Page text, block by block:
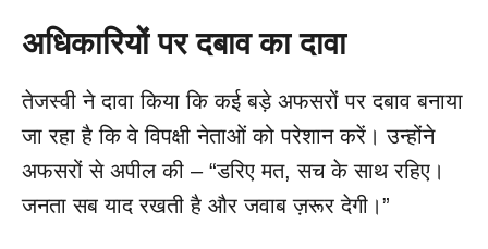
अधिकारियों पर दबाव का दावा
तेजस्वी ने दावा किया कि कई बड़े अफसरों पर दबाव बनाया
जा रहा है कि वे विपक्षी नेताओं को परेशान करें। उन्होंने
अफसरों से अपील की – “डरिए मत, सच के साथ रहिए।
जनता सब याद रखती है और जवाब ज़रूर देगी।”